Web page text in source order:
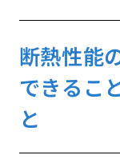
断熱性能
できるこ
と